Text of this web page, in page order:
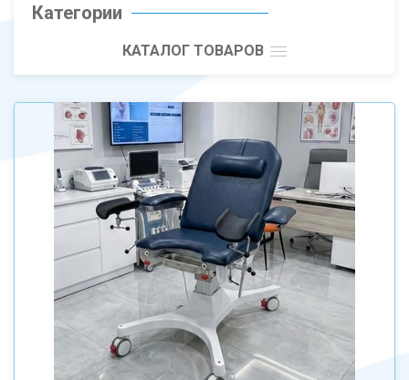
Категории
КАТАЛОГ ТОВАРОВ